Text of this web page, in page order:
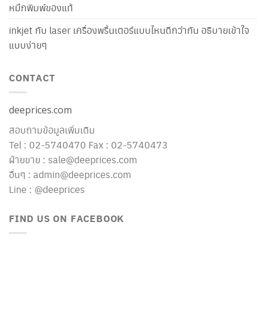
หมึกพิมพ์ของแท้
inkjet กับ laser เครื่องพริ้นเตอร์แบบไหนดีกว่ากัน อธิบายเข้าใจ
แบบง่ายๆ
CONTACT
deeprices.com
สอบถามข้อมูลเพิ่มเติม
Tel : 02-5740470 Fax : 02-5740473
ฝ่ายขาย : sale@deeprices.com
อื่นๆ : admin@deeprices.com
Line : @deeprices
FIND US ON FACEBOOK